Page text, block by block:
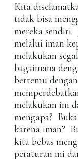
Kita
tidak bisa
mereka sendiri.
melalui iman
melakukan
bagaimana
bertemu
melakukan ini
mengapa?
karena iman?
kita bebas
peraturan ini